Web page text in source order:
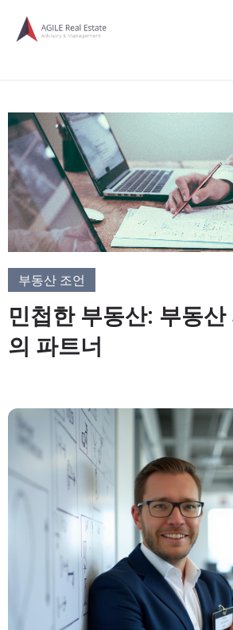
부동산 조언
민첩한 부동산: 부동
의 파트너